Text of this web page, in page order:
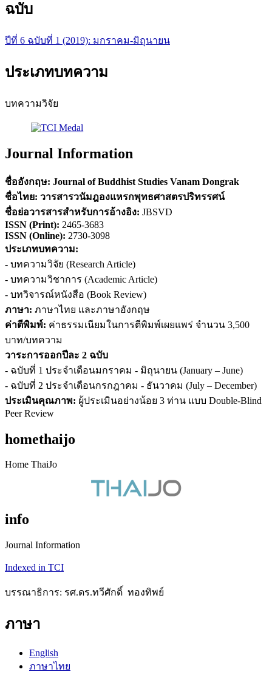
ฉบับ
ปีที่ 6 ฉบับที่ 1 (2019): มกราคม-มิถุนายน
ประเภทบทความ
บทความวิจัย
Journal Information
ชื่ออังกฤษ: Journal of Buddhist Studies Vanam Dongrak
ชื่อไทย: วารสารวนัมฎองแหรกพุทธศาสตรปริทรรศน์
ชื่อย่อวารสารสำหรับการอ้างอิง: JBSVD
ISSN (Print): 2465-3683
ISSN (Online): 2730-3098
ประเภทบทความ:
- บทความวิจัย (Research Article)
- บทความวิชาการ (Academic Article)
- บทวิจารณ์หนังสือ (Book Review)
ภาษา: ภาษาไทย และภาษาอังกฤษ
ค่าตีพิมพ์: ค่าธรรมเนียมในการตีพิมพ์เผยแพร่ จำนวน 3,500
บาท/บทความ
วาระการออกปีละ 2 ฉบับ
- ฉบับที่ 1 ประจำเดือนมกราคม - มิถุนายน (January – June)
- ฉบับที่ 2 ประจำเดือนกรกฎาคม - ธันวาคม (July – December)
ประเมินคุณภาพ: ผู้ประเมินอย่างน้อย 3 ท่าน แบบ Double-Blind
Peer Review
homethaijo
Home ThaiJo
info
Journal Information
Indexed in TCI
บรรณาธิการ: รศ.ดร.ทวีศักดิ์ ทองทิพย์
ภาษา
English
ภาษาไทย